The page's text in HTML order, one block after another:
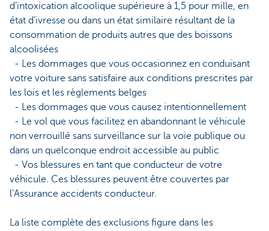
d’intoxication alcoolique supérieure à 1,5 pour mille, en
état d’ivresse ou dans un état similaire résultant de la
consommation de produits autres que des boissons
alcoolisées
- Les dommages que vous occasionnez en conduisant
votre voiture sans satisfaire aux conditions prescrites par
les lois et les règlements belges
- Les dommages que vous causez intentionnellement
- Le vol que vous facilitez en abandonnant le véhicule
non verrouillé sans surveillance sur la voie publique ou
dans un quelconque endroit accessible au public
- Vos blessures en tant que conducteur de votre
véhicule. Ces blessures peuvent être couvertes par
l’Assurance accidents conducteur.
La liste complète des exclusions figure dans les